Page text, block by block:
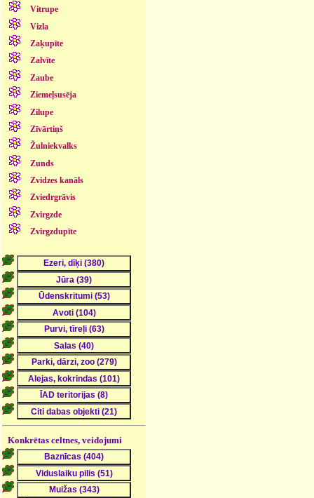
Vitrupe
Vizla
Zaķupīte
Zalvīte
Zaube
Ziemeļsusēja
Zilupe
Zīvārtiņš
Žulniekvalks
Zunds
Zvidzes kanāls
Zviedrgrāvis
Zvirgzde
Zvirgzdupīte
Konkrētas celtnes, veidojumi